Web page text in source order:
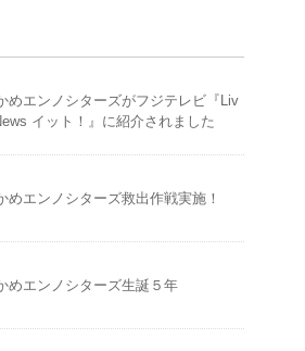
めエンノシターズがフジテレビ『Liv
イット！』に紹介されました
めエンノシターズ救出作戦実施！
めエンノシターズ生誕５年